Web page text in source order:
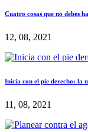
Cuatro cosas que no debes
12, 08, 2021
Inicia con el pie derecho: la
11, 08, 2021